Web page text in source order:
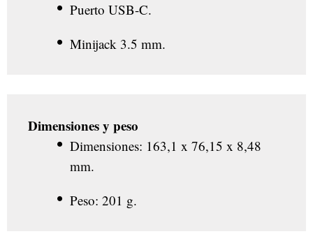
Puerto USB-C.
Minijack 3.5 mm.
Dimensiones y peso
Dimensiones: 163,1 x 76,15 x 8,48
mm.
Peso: 201 g.